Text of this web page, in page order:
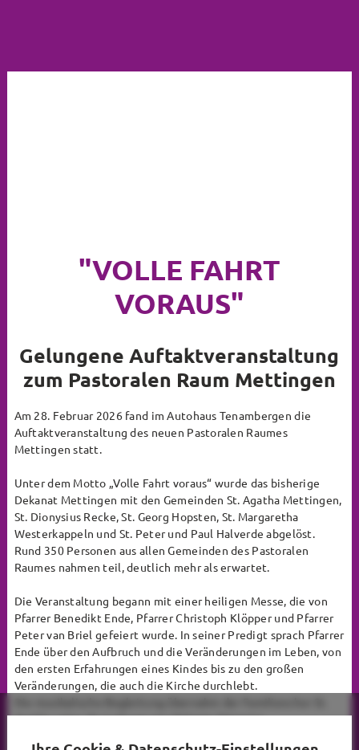
"VOLLE FAHRT
VORAUS"
Gelungene Auftaktveranstaltung
zum Pastoralen Raum Mettingen
Am 28. Februar 2026 fand im Autohaus Tenambergen die
Auftaktveranstaltung des neuen Pastoralen Raumes
Mettingen statt.
Unter dem Motto „Volle Fahrt voraus“ wurde das bisherige
Dekanat Mettingen mit den Gemeinden St. Agatha Mettingen,
St. Dionysius Recke, St. Georg Hopsten, St. Margaretha
Westerkappeln und St. Peter und Paul Halverde abgelöst.
Rund 350 Personen aus allen Gemeinden des Pastoralen
Raumes nahmen teil, deutlich mehr als erwartet.
Die Veranstaltung begann mit einer heiligen Messe, die von
Pfarrer Benedikt Ende, Pfarrer Christoph Klöpper und Pfarrer
Peter van Briel gefeiert wurde. In seiner Predigt sprach Pfarrer
Ende über den Aufbruch und die Veränderungen im Leben, von
den ersten Erfahrungen eines Kindes bis zu den großen
Veränderungen, die auch die Kirche durchlebt.
Agatha unter der Leitung von Melanie Ortmann.